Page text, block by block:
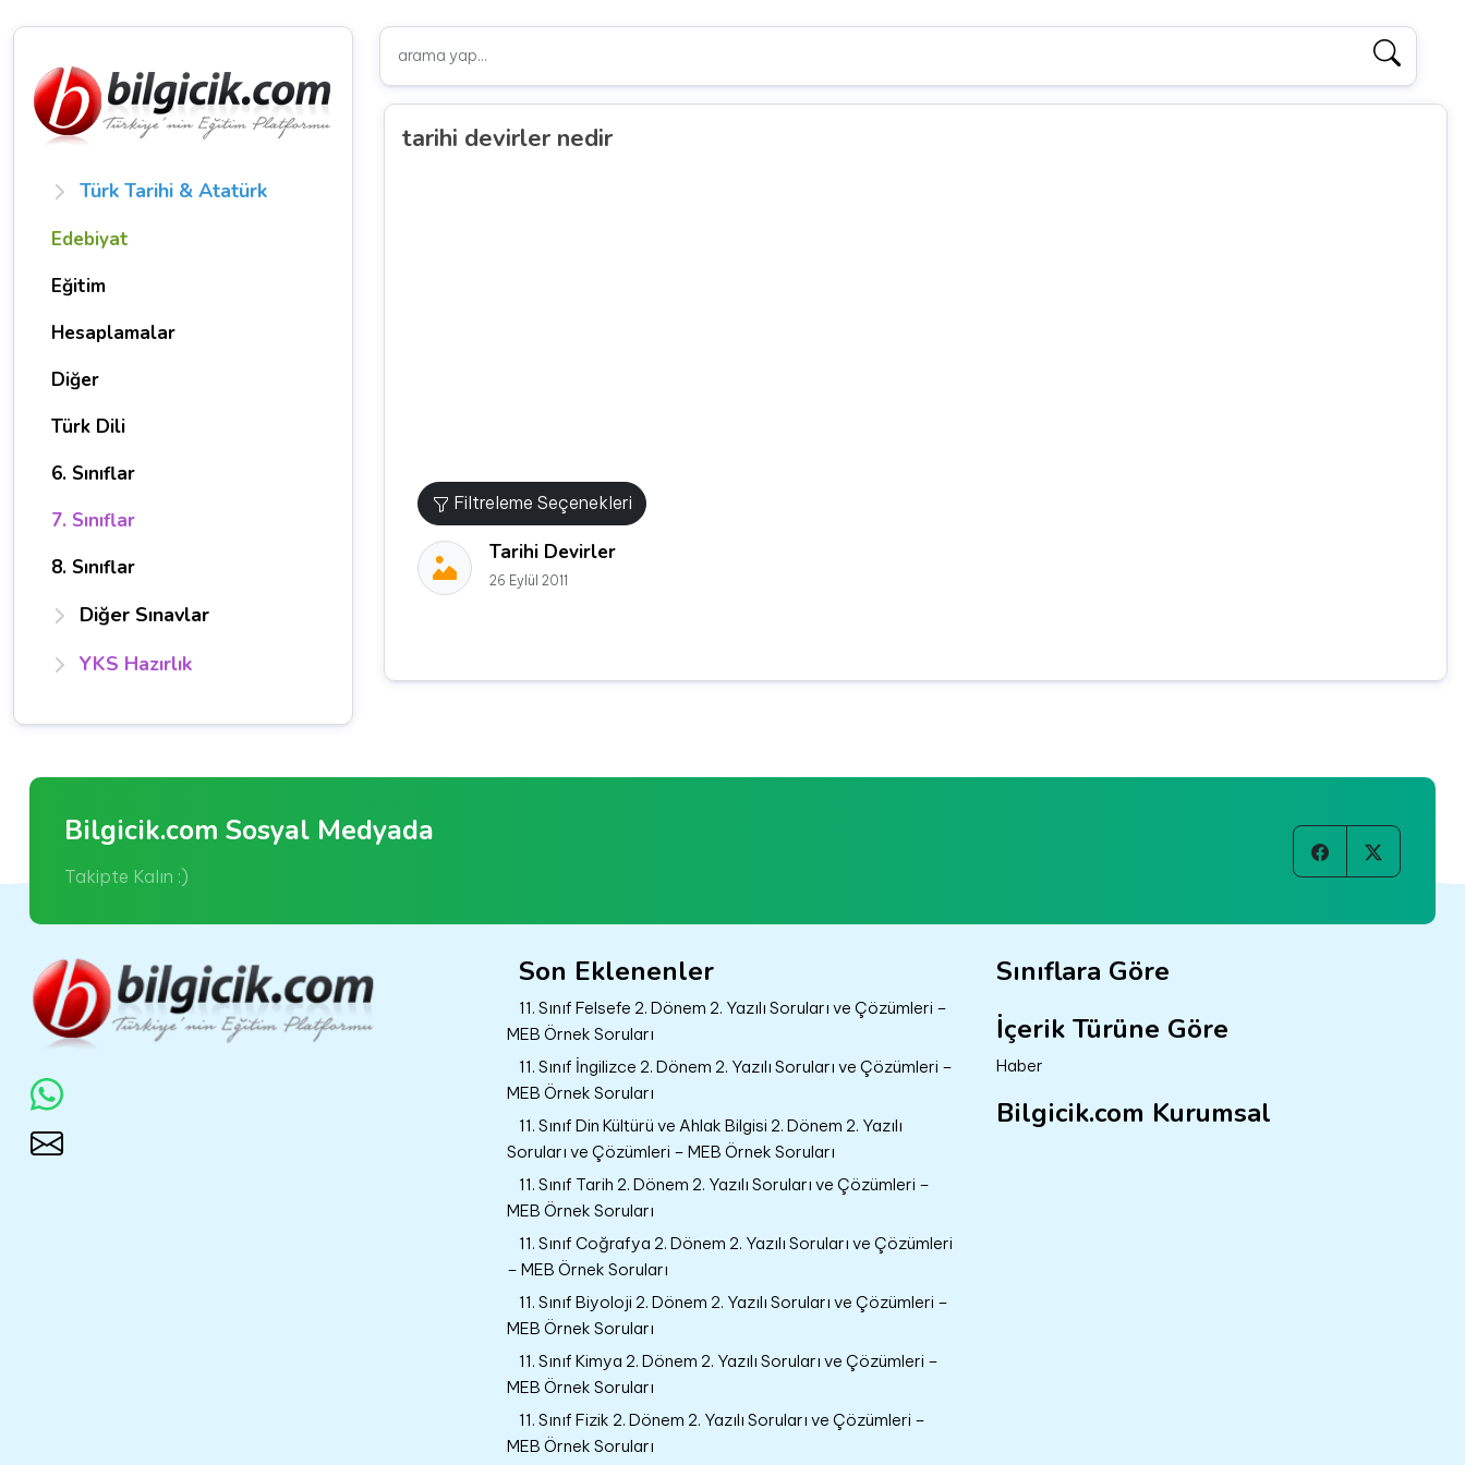
Türk Tarihi & Atatürk
Edebiyat
Eğitim
Hesaplamalar
Diğer
Türk Dili
6. Sınıflar
7. Sınıflar
8. Sınıflar
Diğer Sınavlar
YKS Hazırlık
tarihi devirler nedir
Filtreleme Seçenekleri
Tarihi Devirler
26 Eylül 2011
Bilgicik.com Sosyal Medyada
Takipte Kalın :)
Son Eklenenler
11. Sınıf Felsefe 2. Dönem 2. Yazılı Soruları ve Çözümleri –
MEB Örnek Soruları
11. Sınıf İngilizce 2. Dönem 2. Yazılı Soruları ve Çözümleri –
MEB Örnek Soruları
11. Sınıf Din Kültürü ve Ahlak Bilgisi 2. Dönem 2. Yazılı
Soruları ve Çözümleri – MEB Örnek Soruları
11. Sınıf Tarih 2. Dönem 2. Yazılı Soruları ve Çözümleri –
MEB Örnek Soruları
11. Sınıf Coğrafya 2. Dönem 2. Yazılı Soruları ve Çözümleri
– MEB Örnek Soruları
11. Sınıf Biyoloji 2. Dönem 2. Yazılı Soruları ve Çözümleri –
MEB Örnek Soruları
11. Sınıf Kimya 2. Dönem 2. Yazılı Soruları ve Çözümleri –
MEB Örnek Soruları
11. Sınıf Fizik 2. Dönem 2. Yazılı Soruları ve Çözümleri –
MEB Örnek Soruları
Sınıflara Göre
İçerik Türüne Göre
Haber
Bilgicik.com Kurumsal